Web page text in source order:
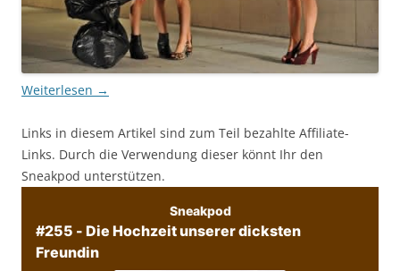
Weiterlesen →
Links in diesem Artikel sind zum Teil bezahlte Affiliate-
Links. Durch die Verwendung dieser könnt Ihr den
Sneakpod unterstützen.